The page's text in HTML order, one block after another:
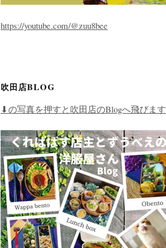
https://youtube.com/@zuu8bee
吹田店BLOG
⬇︎の写真を押すと吹田店のBlogへ飛びます